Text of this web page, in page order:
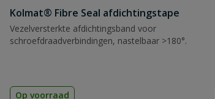
Beoordeling versturen
Kolmat® Fibre Seal afdichtingstape
Vezelversterkte afdichtingsband voor
schroefdraadverbindingen, nastelbaar >180°.
Op voorraad